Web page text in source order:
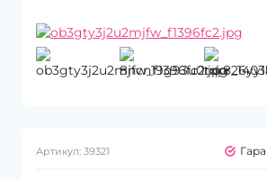
Артикул: 39321